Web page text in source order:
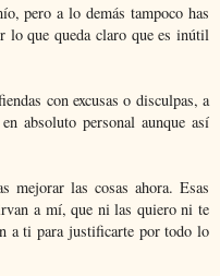
pero a lo demás tampoco has
lo que queda claro que es inútil
con excusas o disculpas, a
absoluto personal aunque así
mejorar las cosas ahora. Esas
a mí, que ni las quiero ni te
a ti para justificarte por todo lo